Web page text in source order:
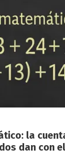
la
dan con